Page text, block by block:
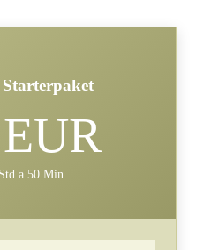
a 50 Min